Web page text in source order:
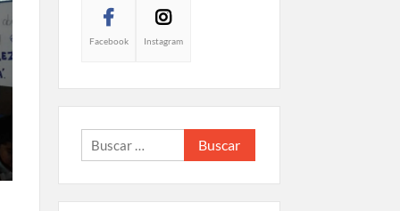
Facebook Instagram